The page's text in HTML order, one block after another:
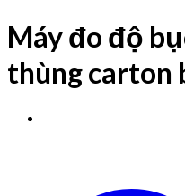
Máy đo độ
thùng carton